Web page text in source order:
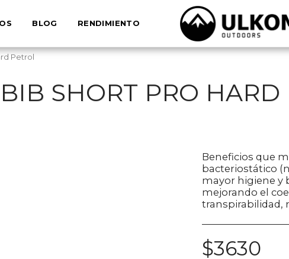
BLOG RENDIMIENTO
Petrol
BIB SHORT PRO HARD
Beneficios que
bacteriostático
mayor higiene y
mejorando el
transpirabilidad,
$3630